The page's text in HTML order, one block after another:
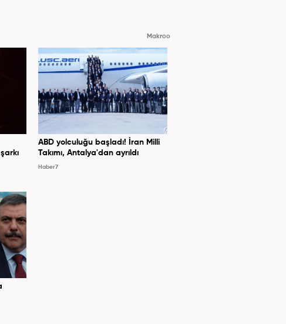
Makroo
ABD yolculuğu başladı! İran Milli
Takımı, Antalya'dan ayrıldı
Haber7